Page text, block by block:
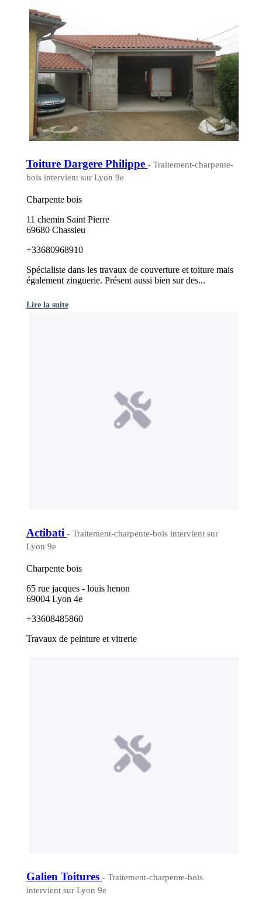
Toiture Dargere Philippe - Traitement-charpente-
bois intervient sur Lyon 9e
Charpente bois
11 chemin Saint Pierre
69680 Chassieu
+33680968910
Spécialiste dans les travaux de couverture et toiture mais
également zinguerie. Présent aussi bien sur des...
Lire la suite
Actibati - Traitement-charpente-bois intervient sur
Lyon 9e
Charpente bois
65 rue jacques - louis henon
69004 Lyon 4e
+33608485860
Travaux de peinture et vitrerie
Galien Toitures - Traitement-charpente-bois
intervient sur Lyon 9e